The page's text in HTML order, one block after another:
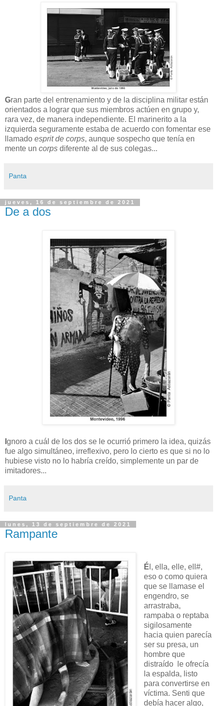
Gran parte del entrenamiento y de la disciplina militar están
orientados a lograr que sus miembros actúen en grupo y,
rara vez, de manera independiente. El marinerito a la
izquierda seguramente estaba de acuerdo con fomentar ese
llamado esprit de corps, aunque sospecho que tenía en
mente un corps diferente al de sus colegas...
Panta
jueves, 16 de septiembre de 2021
De a dos
gnoro a cuál de los dos se le ocurrió primero la idea, quizás
fue algo simultáneo, irreflexivo, pero lo cierto es que si no lo
hubiese visto no lo habría creído, simplemente un par de
imitadores...
Panta
lunes, 13 de septiembre de 2021
Rampante
É l, ella, elle, ell#,
eso o como quiera
que se llamase el
engendro, se
arrastraba,
rampaba o reptaba
sigilosamente
hacia quien parecía
ser su presa, un
hombre que
distraído le ofrecía
la espalda, listo
para convertirse en
víctima. Senti que
debía hacer algo,